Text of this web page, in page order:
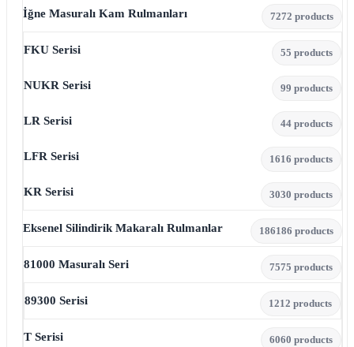
İğne Masuralı Kam Rulmanları 7272 products
FKU Serisi 55 products
NUKR Serisi 99 products
LR Serisi 44 products
LFR Serisi 1616 products
KR Serisi 3030 products
Eksenel Silindirik Makaralı Rulmanlar 186186 products
81000 Masuralı Seri 7575 products
89300 Serisi 1212 products
T Serisi 6060 products